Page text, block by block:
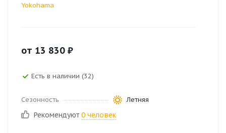
Yokohama
от 13 830 ₽
Есть в наличии (32)
Сезонность Летняя
Рекомендуют 0 человек